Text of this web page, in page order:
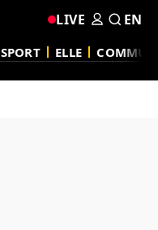
SPORT ELLE
LIVE EN